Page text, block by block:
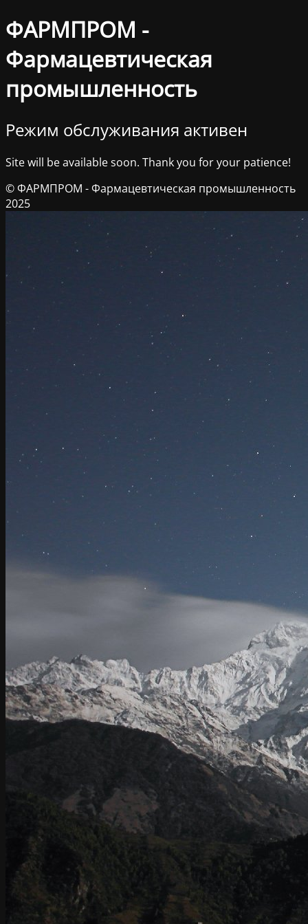
ФАРМПРОМ -
Фармацевтическая
промышленность
Режим обслуживания активен
Site will be available soon. Thank you for your patience!
© ФАРМПРОМ - Фармацевтическая промышленность
2025